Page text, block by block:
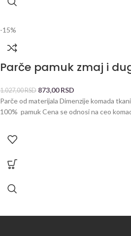
-15%
Parče pamuk zmaj i
1.027,00RSD 873,00RSD
Parče od materijala Dimenzije komada
100% pamuk Cena se odnosi na ceo